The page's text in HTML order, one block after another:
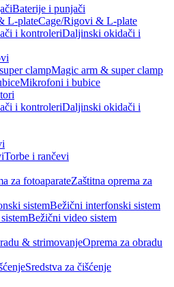
Baterije i punjači
Cage/Rigovi & L-plate
Daljinski okidači i
Magic arm & super clamp
Mikrofoni i bubice
Daljinski okidači i
Torbe i rančevi
Zaštitna oprema za
Bežični interfonski sistem
Bežični video sistem
Oprema za obradu
Sredstva za čišćenje